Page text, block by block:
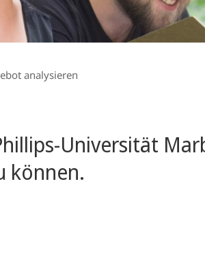
analysieren
Universität
können.